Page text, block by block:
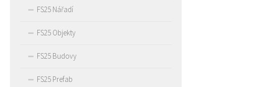
FS25 Nářadí
FS25 Objekty
FS25 Budovy
FS25 Prefab